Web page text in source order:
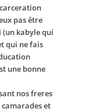
pas être
kabyle qui
qui ne fais
une bonne
nos freres
et